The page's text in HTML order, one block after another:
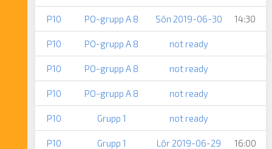
P10 PO-grupp A 8 Sön 2019-06-30 14:30
P10 PO-grupp A 8 not ready
P10 PO-grupp A 8 not ready
P10 PO-grupp A 8 not ready
P10 Grupp 1 not ready
P10 Grupp 1 Lör 2019-06-29 16:00